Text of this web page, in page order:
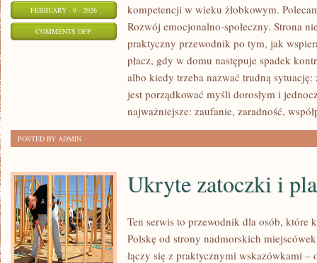
FEBRUARY - 9 - 2026
COMMENTS OFFON
OBSERWACJA
POSTĘPÓW
kompetencji w wieku żłobkowym.
Rozwój emocjonalno-społeczny. Strona
praktyczny przewodnik po tym, jak
płacz, gdy w domu następuje spadek
albo kiedy trzeba nazwać trudną
jest porządkować myśli dorosłym i
najważniejsze: zaufanie, zaradność,
POSTED BY ADMIN
Ukryte zatoczki i
Ten serwis to przewodnik dla osób, które
Polskę od strony nadmorskich
łączy się z praktycznymi wskazówkami